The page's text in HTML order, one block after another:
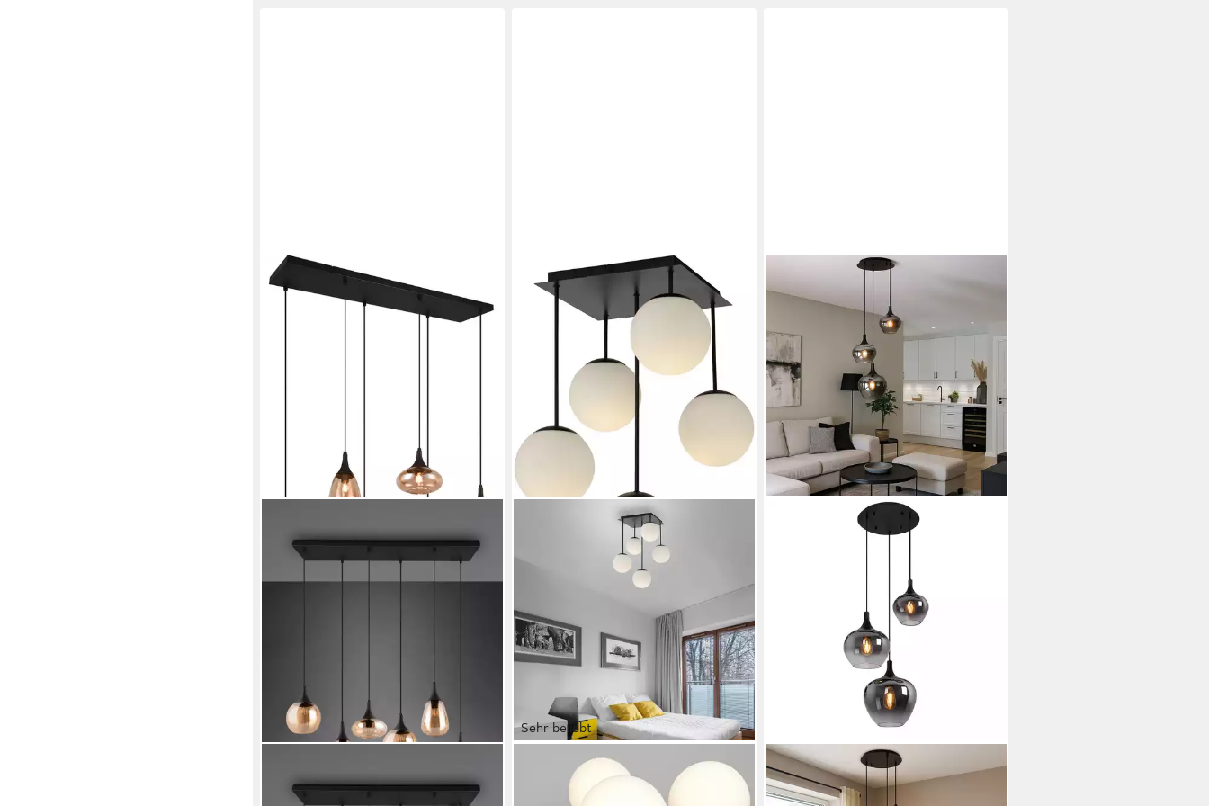
Pendelleuchte Lumina, E14
Sehr beliebt
OTTO HOME
Deckenleuchte Nellin, ohne
GLOBO LIGHTING
Hängeleuchte, Leuchtmittel nicht